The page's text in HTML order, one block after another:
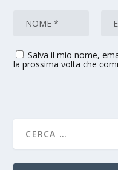
Salva il mio nome,
la prossima volta che